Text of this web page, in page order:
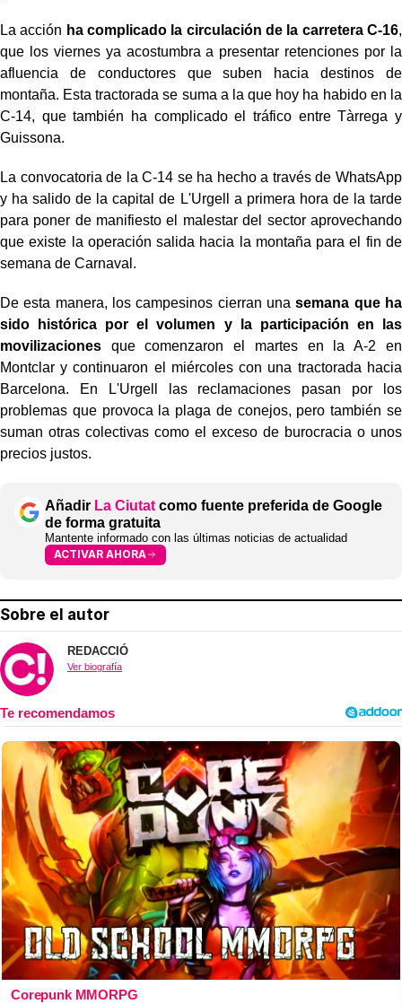
La acción ha complicado la circulación de la carretera C-16,
que los viernes ya acostumbra a presentar retenciones por la
afluencia de conductores que suben hacia destinos de
montaña. Esta tractorada se suma a la que hoy ha habido en la
C-14, que también ha complicado el tráfico entre Tàrrega y
Guissona.
La convocatoria de la C-14 se ha hecho a través de WhatsApp
y ha salido de la capital de L'Urgell a primera hora de la tarde
para poner de manifiesto el malestar del sector aprovechando
que existe la operación salida hacia la montaña para el fin de
semana de Carnaval.
De esta manera, los campesinos cierran una semana que ha
sido histórica por el volumen y la participación en las
movilizaciones que comenzaron el martes en la A-2 en
Montclar y continuaron el miércoles con una tractorada hacia
Barcelona. En L'Urgell las reclamaciones pasan por los
problemas que provoca la plaga de conejos, pero también se
suman otras colectivas como el exceso de burocracia o unos
precios justos.
Añadir La Ciutat como fuente preferida de Google
de forma gratuita
Mantente informado con las últimas noticias de actualidad
ACTIVAR AHORA
Sobre el autor
REDACCIÓ
Ver biografía
Corepunk MMORPG